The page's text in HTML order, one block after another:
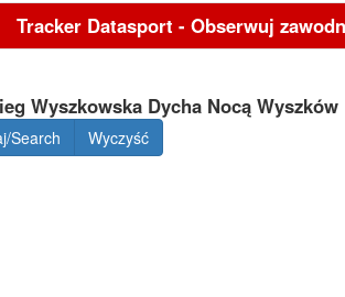
Tracker Datasport - Obserwuj
Wyszkowska Dycha Nocą Wyszków
Search